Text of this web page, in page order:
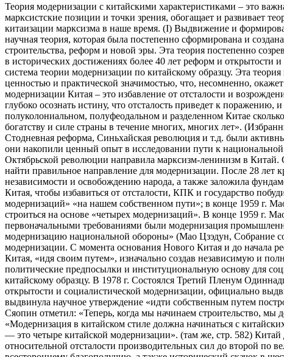
Теория модернизации с китайскими характеристиками – это важная часть размышлений Си Цзиньпина о социализме с китайскими характеристиками в новую эпоху, которая проходит через марксистские позиции и точки зрения, обогащает и развивает теоретическую систему социализма с китайскими характеристиками и является последним теоретическим достижением китаизации марксизма в наше время. (I) Выдвижение и формирование теории модернизации с китайскими характеристиками Теория модернизации с китайскими характеристиками – это научная теория, которая была постепенно сформирована и создана Коммунистической партией Китая (КПК) под руководством китайского народа в ходе великой практики революции, строительства, реформ и новой эры. Эта теория постепенно созревала в великой практике более 100 лет с момента основания КПК и более 70 лет с момента основания Нового Китая, особенно в исторических достижениях более 40 лет реформ и открытости и 10 лет социализма с китайскими характеристиками в новую эпоху. К настоящему времени в основном сформировалась система теории модернизации по китайскому образцу. Эта теория имеет глубокое теоретическое происхождение и отличительную духовную сущность, обладает огромной исторической ценностью и практической значимостью, что, несомненно, окажет далеко идущее влияние на будущее китайской нации и развитие человеческой цивилизации. Самая непосредственная цель модернизации Китая – это избавление от отсталости и возрождение Китая. Начиная с Опиумной войны, череда страданий, перенесенных китайской нацией, заставила китайский народ глубоко осознать истину, что отсталость приведет к поражению, и бесчисленные гуманные люди начали искать путь к спасению и выживанию. Как сказал товарищ Мао Цзэдун: «В полуколониальном, полуфеодальном и разделенном Китае сколько людей мечтали развивать промышленность, строить национальную оборону, приносить пользу народу и стремиться к богатству и силе страны в течение многих, многих лет». (Избранные произведения Мао Цзэдуна, т. 3, с. 1080) Движение за иностранные дела, Движение за Небесное царство тайпинов, Стодневная реформа, Синьхайская революция и т.д. были активными усилиями, направленными на богатство и силу страны, а также на развитие нации. Хотя все они закончились неудачей, они накопили ценный опыт в исследовании пути к национальной независимости, национальному богатству и силе и положили начало прелюдии к модернизации китайского типа. Победа Октябрьской революции направила марксизм-ленинизм в Китай. Основание Коммунистической партии Китая (КПК) позволило китайскому народу успешно вступить на путь спасения и найти правильное направление для модернизации. После 28 лет кровопролитной борьбы КПК привела китайский народ к свержению «трех великих гор», достижению национальной независимости и освобождению народа, а также заложила фундаментальные социальные условия для избавления от отсталости и вступления на путь модернизации. После основания Нового Китая, чтобы избавиться от отсталости, КПК и государство побудили народ искать пути строительства и постепенно выдвинули идею построения социализма и реализации «четырех модернизаций» «на нашем собственном пути»; в конце 1959 г. Мао Цзэдун усовершенствовал концепцию социалистической модернизации, указав, что социалистическая система должна строиться на основе «четырех модернизаций». В конце 1959 г. Мао Цзэдун усовершенствовал концепцию социалистической